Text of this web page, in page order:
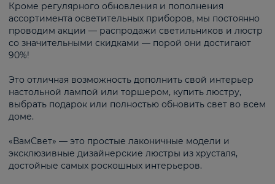
Кроме регулярного обновления и пополнения
ассортимента осветительных приборов, мы постоянно
проводим акции — распродажи светильников и люстр
со значительными скидками — порой они достигают
90%!
Это отличная возможность дополнить свой интерьер
настольной лампой или торшером, купить люстру,
выбрать подарок или полностью обновить свет во всем
доме.
«ВамСвет» — это простые лаконичные модели и
эксклюзивные дизайнерские люстры из хрусталя,
достойные самых роскошных интерьеров.